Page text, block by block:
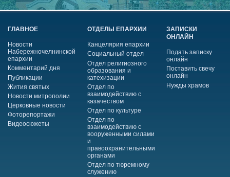
ГЛАВНОЕ
Новости
Набережночелнинской
епархии
Комментарий дня
Публикации
Жития святых
Новости митрополии
Церковные новости
Фоторепортажи
Видеосюжеты
ОТДЕЛЫ ЕПАРХИИ
Канцелярия епархии
Социальный отдел
Отдел религиозного
образования и
катехизации
Отдел по
взаимодействию с
казачеством
Отдел по культуре
Отдел по
взаимодействию с
вооруженными силами
и
правоохранительными
органами
Отдел по тюремному
служению
ЗАПИСКИ
ОНЛАЙН
Подать записку
онлайн
Поставить свечу
онлайн
Нужды храмов